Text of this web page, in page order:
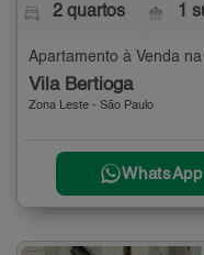
2 quartos 1
Apartamento à Venda
Vila Bertioga
Zona Leste - São Paulo
WhatsApp